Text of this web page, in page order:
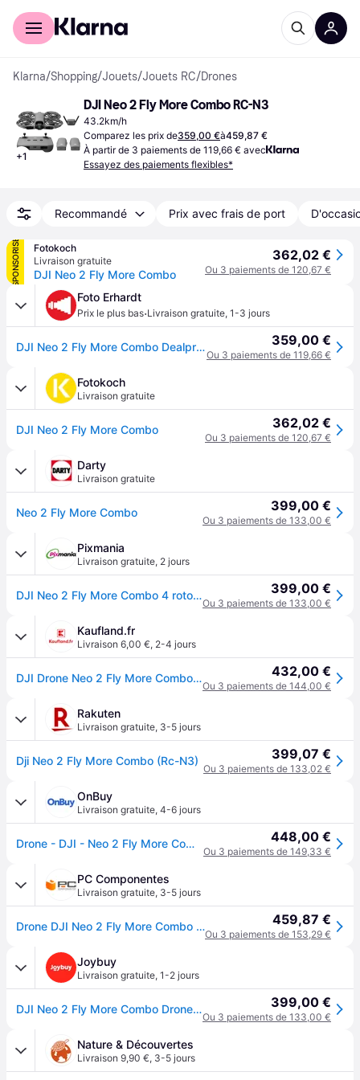
Acheter avec Klarna
Klarna/Shopping/Jouets/Jouets RC/Drones
+1
DJI Neo 2 Fly More Combo RC-N3
43.2km/h
Comparez les prix de359,00 €à459,87 €
À partir de 3 paiements de 119,66 € avec
Essayez des paiements flexibles*
Recommandé Prix avec frais de port
SPONSORISÉ
Fotokoch
Livraison gratuite
DJI Neo 2 Fly More Combo
362,02 €
Ou 3 paiements de 120,67 €
Foto Erhardt
Prix le plus bas·Livraison gratuite, 1-3 jours
DJI Neo 2 Fly More Combo Dealpreis 359,00 €
Ou 3 paiements de 119,66 €
Fotokoch
Livraison gratuite
DJI Neo 2 Fly More Combo 362,02 €
Ou 3 paiements de 120,67 €
Darty
Livraison gratuite
Neo 2 Fly More Combo 399,00 €
Ou 3 paiements de 133,00 €
Pixmania
Livraison gratuite, 2 jours
DJI Neo 2 Fly More Combo 4 rotors Quadcoptère 12 MP 2688 x 1512 pixels 1606 mAh Noir, Gris - Neuf 399,00 €
Ou 3 paiements de 133,00 €
Kaufland.fr
Livraison 6,00 €, 2-4 jours
DJI Drone Neo 2 Fly More Combo (avec radiocommande RC-N3) 432,00 €
Ou 3 paiements de 144,00 €
Rakuten
Livraison gratuite, 3-5 jours
Dji Neo 2 Fly More Combo (Rc-N3) 399,07 €
Ou 3 paiements de 133,02 €
OnBuy
Livraison gratuite, 4-6 jours
Drone - DJI - Neo 2 Fly More Combo - Caméra 1/1.3’’ 48 MP - Vidéo 4K HDR - Kit 3 batteries 448,00 €
Ou 3 paiements de 149,33 €
PC Componentes
Livraison gratuite, 3-5 jours
Drone DJI Neo 2 Fly More Combo 12 MP 4K Wi-Fi Gris Noir 459,87 €
Ou 3 paiements de 153,29 €
Joybuy
Livraison gratuite, 1-2 jours
DJI Neo 2 Fly More Combo Drone 4K avec radiocommande RC-N3 399,00 €
Ou 3 paiements de 133,00 €
Nature & Découvertes
Livraison 9,90 €, 3-5 jours